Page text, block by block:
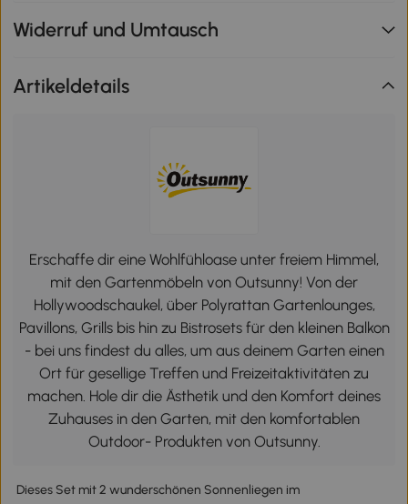
Widerruf und Umtausch
Artikeldetails
Erschaffe dir eine Wohlfühloase unter freiem Himmel,
mit den Gartenmöbeln von Outsunny! Von der
Hollywoodschaukel, über Polyrattan Gartenlounges,
Pavillons, Grills bis hin zu Bistrosets für den kleinen Balkon
- bei uns findest du alles, um aus deinem Garten einen
Ort für gesellige Treffen und Freizeitaktivitäten zu
machen. Hole dir die Ästhetik und den Komfort deines
Zuhauses in den Garten, mit den komfortablen
Outdoor- Produkten von Outsunny.
Dieses Set mit 2 wunderschönen Sonnenliegen im